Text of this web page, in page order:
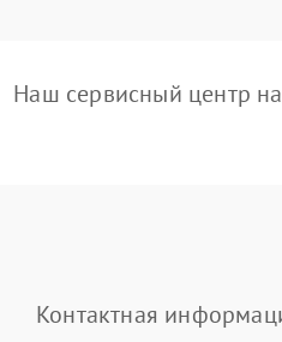
Наш сервисный центр
Контактная